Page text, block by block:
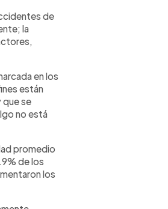
de
la
en los
están
que se
no está
promedio
de los
los